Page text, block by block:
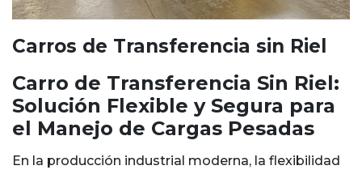
Carros de Transferencia sin Riel
Carro de Transferencia Sin Riel:
Solución Flexible y Segura para
el Manejo de Cargas Pesadas
En la producción industrial moderna, la flexibilidad